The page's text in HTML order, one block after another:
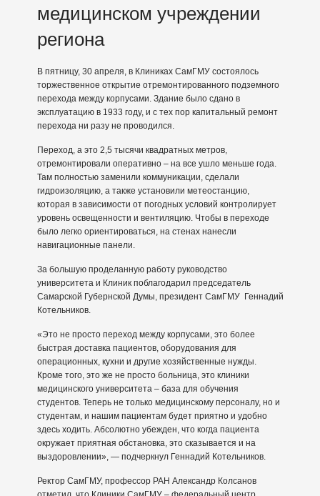
медицинском учреждении
региона
В пятницу, 30 апреля, в Клиниках СамГМУ состоялось
торжественное открытие отремонтированного подземного
перехода между корпусами. Здание было сдано в
эксплуатацию в 1933 году, и с тех пор капитальный ремонт
перехода ни разу не проводился.
Переход, а это 2,5 тысячи квадратных метров,
отремонтировали оперативно – на все ушло меньше года.
Там полностью заменили коммуникации, сделали
гидроизоляцию, а также установили метеостанцию,
которая в зависимости от погодных условий контролирует
уровень освещенности и вентиляцию. Чтобы в переходе
было легко ориентироваться, на стенах нанесли
навигационные панели.
За большую проделанную работу руководство
университета и Клиник поблагодарил председатель
Самарской Губернской Думы, президент СамГМУ Геннадий
Котельников.
«Это не просто переход между корпусами, это более
быстрая доставка пациентов, оборудования для
операционных, кухни и другие хозяйственные нужды.
Кроме того, это же не просто больница, это клиники
медицинского университета – база для обучения
студентов. Теперь не только медицинскому персоналу, но и
студентам, и нашим пациентам будет приятно и удобно
здесь ходить. Абсолютно убежден, что когда пациента
окружает приятная обстановка, это сказывается и на
выздоровлении», — подчеркнул Геннадий Котельников.
Ректор СамГМУ, профессор РАН Александр Колсанов